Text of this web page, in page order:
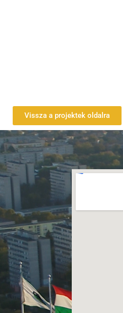
Vissza a projektek oldalra